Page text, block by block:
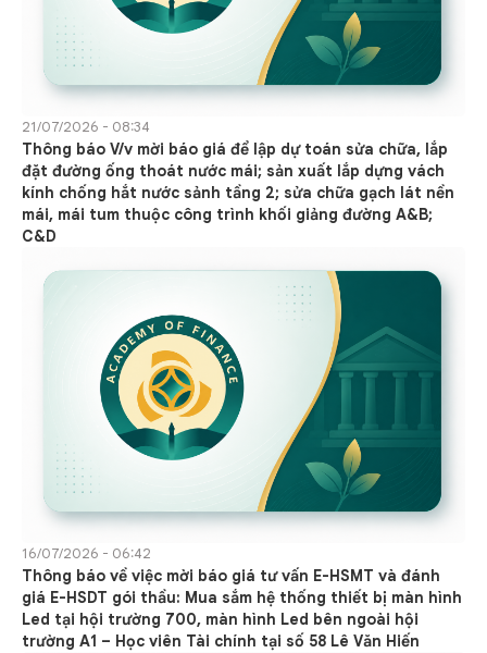
21/07/2026 - 08:34
Thông báo V/v mời báo giá để lập dự toán sửa chữa, lắp
đặt đường ống thoát nước mái; sản xuất lắp dựng vách
kính chống hắt nước sảnh tầng 2; sửa chữa gạch lát nền
mái, mái tum thuộc công trình khối giảng đường A&B;
C&D
16/07/2026 - 06:42
Thông báo về việc mời báo giá tư vấn E-HSMT và đánh
giá E-HSDT gói thầu: Mua sắm hệ thống thiết bị màn hình
Led tại hội trường 700, màn hình Led bên ngoài hội
trường A1 – Học viên Tài chính tại số 58 Lê Văn Hiến